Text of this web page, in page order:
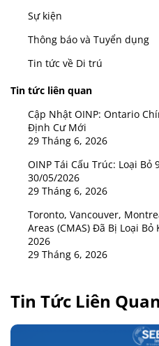
Sự kiện
Thông báo và Tuyển dụng
Tin tức về Di trú
Tin tức liên quan
Cập Nhật OINP: Ontario
Định Cư Mới
29 Tháng 6, 2026
OINP Tái Cấu Trúc: Loại
30/05/2026
29 Tháng 6, 2026
Toronto, Vancouver,
Areas (CMAS) Đã Bị Loại
2026
29 Tháng 6, 2026
Tin Tức Liên Quan